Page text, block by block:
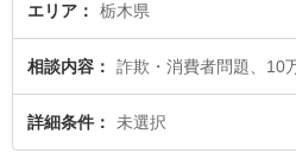
エリア 栃木県
相談内容 詐欺・消費者問題、10
詳細条件 未選択